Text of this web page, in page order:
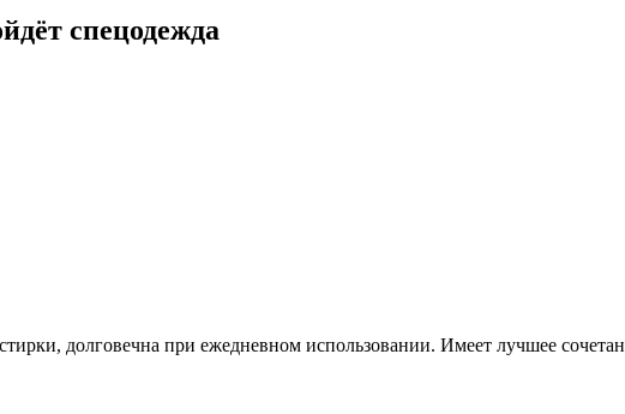
спецодежда
долговечна при ежедневном использовании. Имеет лучшее